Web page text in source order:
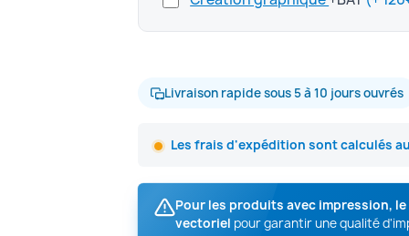
Livraison rapide sous 5 à 10 jours ouvrés
Les frais d'expédition sont calculés
Pour les produits avec impression,
vectoriel pour garantir une qualité